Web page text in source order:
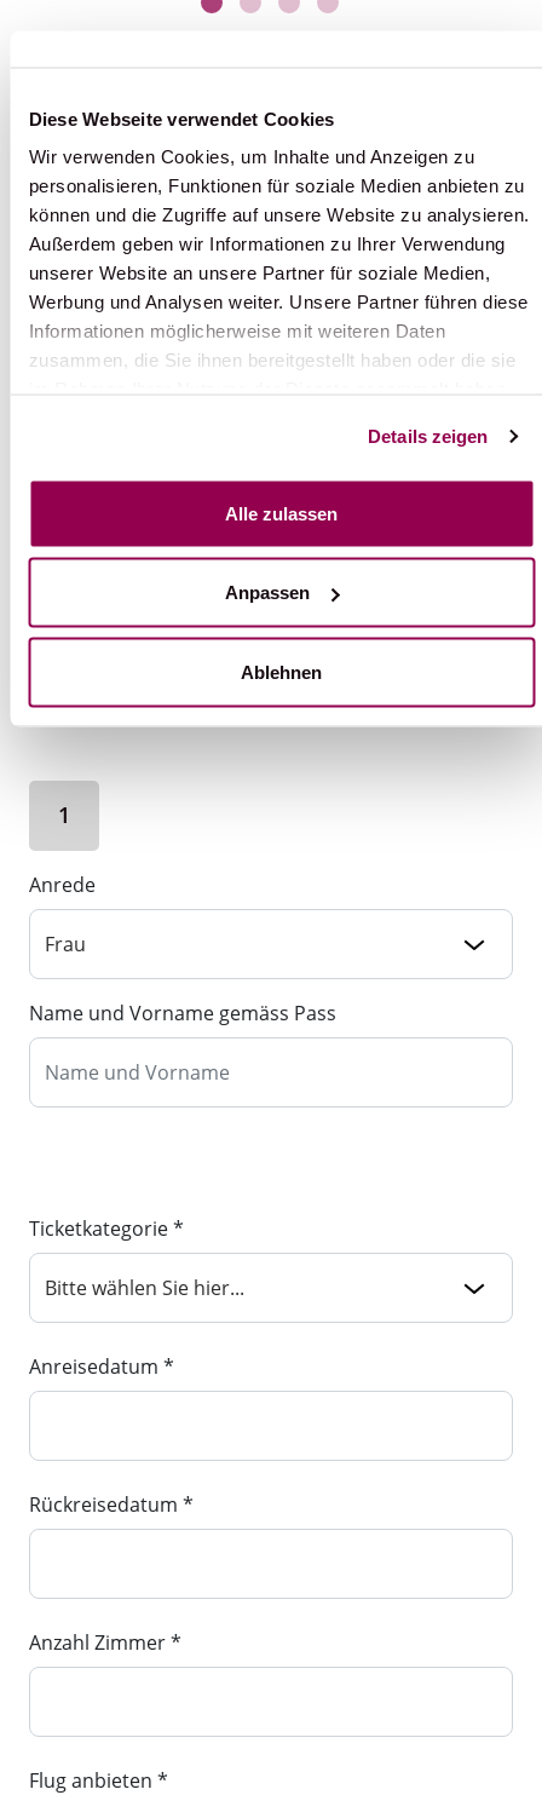
Diese Webseite verwendet Cookies
Wir verwenden Cookies, um Inhalte und Anzeigen zu
personalisieren, Funktionen für soziale Medien anbieten zu
können und die Zugriffe auf unsere Website zu analysieren.
Außerdem geben wir Informationen zu Ihrer Verwendung
unserer Website an unsere Partner für soziale Medien,
Werbung und Analysen weiter. Unsere Partner führen diese
Informationen möglicherweise mit weiteren Daten
zusammen, die Sie ihnen bereitgestellt haben oder die sie
Details zeigen
Alle zulassen
Anpassen
Ablehnen
BERATUNG
Gerne können Sie uns wie folgt kontaktieren: per
Tel. +41 55 618 45 55 oder via Emailinfo@perfect-
tours.ch
Ihre Anfrage nehmen wir gerne mit dem
untenstehendem Formular entgegen.
ANFRAGE
Anzahl Personen
1
Anrede
Name und Vorname gemäss Pass
Ticketkategorie *
Anreisedatum *
Rückreisedatum *
Anzahl Zimmer *
Flug anbieten *